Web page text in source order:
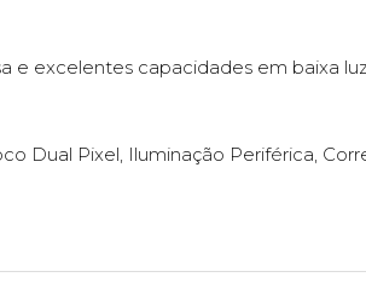
e excelentes capacidades em baixa
Dual Pixel, Iluminação Periférica,